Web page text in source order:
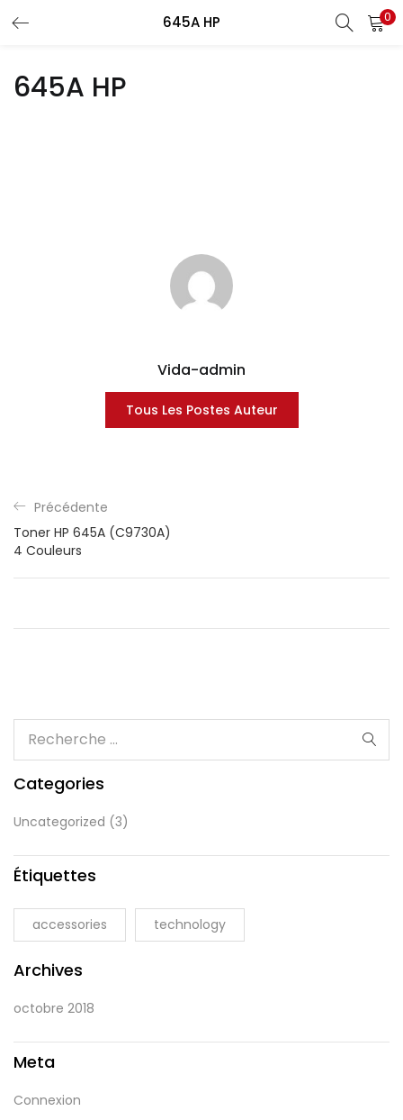
645A HP 0
Recherche
CONNEXION REGISTRE
Entrez votre nom d'utilisateur et le mot de passe pour vous
Connexion
645A HP
Vida-admin
Tous Les Postes Auteur
Précédente
Toner HP 645A (C9730A)
4 Couleurs
Categories
Uncategorized (3)
Étiquettes
accessories technology
Archives
octobre 2018
Meta
Connexion